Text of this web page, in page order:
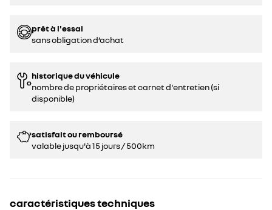
prêt à l'essai
sans obligation d’achat
historique du véhicule
nombre de propriétaires et carnet d'entretien (si
disponible)
satisfait ou remboursé
valable jusqu'à 15 jours / 500km
caractéristiques techniques